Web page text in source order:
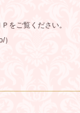
をご覧ください。